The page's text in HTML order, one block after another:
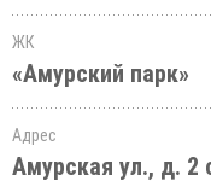
ЖК
«Амурский парк»
Адрес
Амурская ул., д. 2